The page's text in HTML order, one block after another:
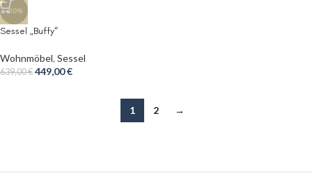
-30%
Sessel „Buffy“
Wohnmöbel, Sessel
639,00€ 449,00€
1 2 →